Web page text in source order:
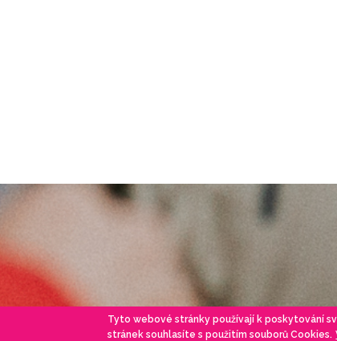
Tyto webové stránky používají k poskytování
stránek souhlasíte s použitím souborů Cookies.